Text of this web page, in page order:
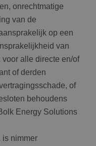
onrechtmatige
van de
op een
van
alle directe en/of
of derden
of
behoudens
Energy Solutions
is nimmer